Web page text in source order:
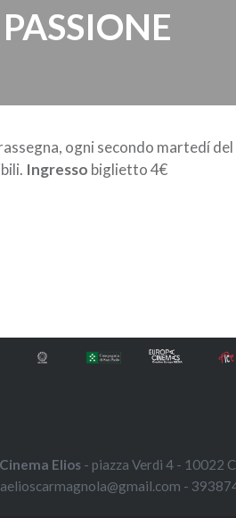
PASSIONE
ogni secondo martedí
Ingresso biglietto 4€
Cinema Elios - piazza Verdi 4 - 10022
-